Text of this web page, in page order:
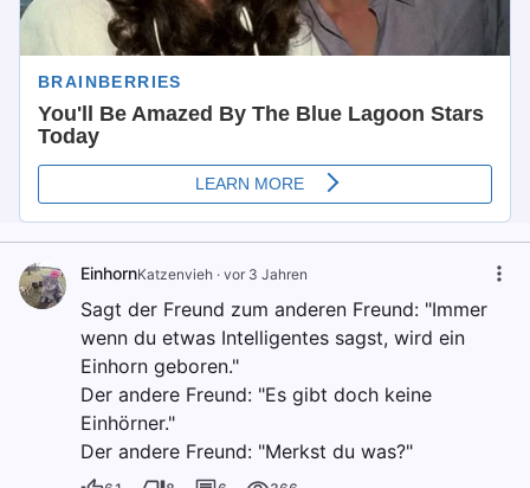
EinhornKatzenvieh · vor 3 Jahren
Sagt der Freund zum anderen Freund: "Immer
wenn du etwas Intelligentes sagst, wird ein
Einhorn geboren."
Der andere Freund: "Es gibt doch keine
Einhörner."
Der andere Freund: "Merkst du was?"